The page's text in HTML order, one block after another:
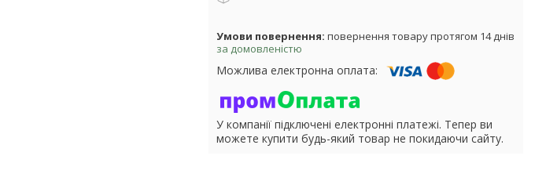
повернення товару протягом 14 днів
за домовленістю
У компанії підключені електронні платежі. Тепер ви
можете купити будь-який товар не покидаючи сайту.